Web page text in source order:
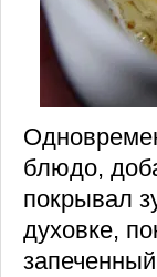
блюдо,
покрывал
духовке,